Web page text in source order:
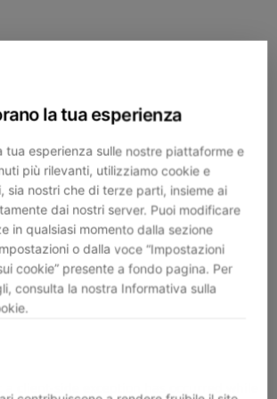
la tua esperienza
tua esperienza sulle nostre piattaforme e
più rilevanti, utilizziamo cookie e
sia nostri che di terze parti, insieme ai
dai nostri server. Puoi modificare
in qualsiasi momento dalla sezione
o dalla voce “Impostazioni
cookie” presente a fondo pagina. Per
consulta la nostra Informativa sulla